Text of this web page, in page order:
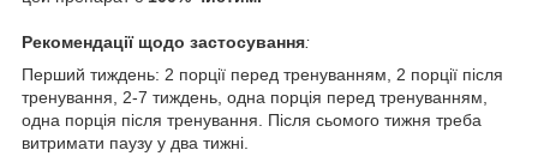
Рекомендації щодо застосування:
Перший тиждень: 2 порції перед тренуванням, 2 порції після
тренування, 2-7 тиждень, одна порція перед тренуванням,
одна порція після тренування. Після сьомого тижня треба
витримати паузу у два тижні.